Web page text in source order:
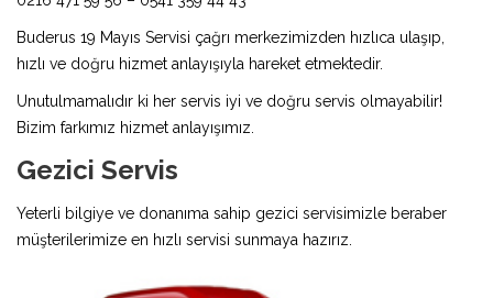
Buderus 19 Mayıs Servisi çağrı merkezimizden hızlıca ulaşıp,
hızlı ve doğru hizmet anlayışıyla hareket etmektedir.
Unutulmamalıdır ki her servis iyi ve doğru servis olmayabilir!
Bizim farkımız hizmet anlayışımız.
Gezici Servis
Yeterli bilgiye ve donanıma sahip gezici servisimizle beraber
müşterilerimize en hızlı servisi sunmaya hazırız.